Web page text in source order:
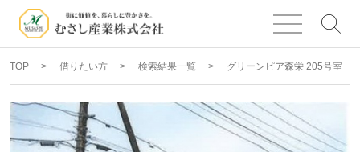
TOP 借りたい方 検索結果一覧 グリーンピア森栄 205号室